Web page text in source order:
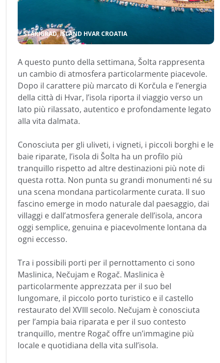
STARIGRAD, ISLAND HVAR CROATIA
A questo punto della settimana, Šolta rappresenta
un cambio di atmosfera particolarmente piacevole.
Dopo il carattere più marcato di Korčula e l’energia
della città di Hvar, l’isola riporta il viaggio verso un
lato più rilassato, autentico e profondamente legato
alla vita dalmata.
Conosciuta per gli uliveti, i vigneti, i piccoli borghi e le
baie riparate, l’isola di Šolta ha un profilo più
tranquillo rispetto ad altre destinazioni più note di
questa rotta. Non punta su grandi monumenti né su
una scena mondana particolarmente curata. Il suo
fascino emerge in modo naturale dal paesaggio, dai
villaggi e dall’atmosfera generale dell’isola, ancora
oggi semplice, genuina e piacevolmente lontana da
ogni eccesso.
Tra i possibili porti per il pernottamento ci sono
Maslinica, Nečujam e Rogač. Maslinica è
particolarmente apprezzata per il suo bel
lungomare, il piccolo porto turistico e il castello
restaurato del XVIII secolo. Nečujam è conosciuta
per l’ampia baia riparata e per il suo contesto
tranquillo, mentre Rogač offre un’immagine più
locale e quotidiana della vita sull’isola.